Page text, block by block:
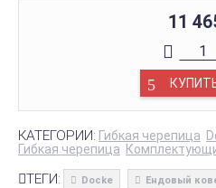
11
КАТЕГОРИИ: Гибкая черепица
Гибкая черепица
ТЕГИ: Docke Ендовый